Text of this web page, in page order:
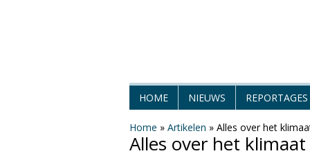
H
e
HOME NIEUWS
Home » Artikelen » Alles over het
Alles over het